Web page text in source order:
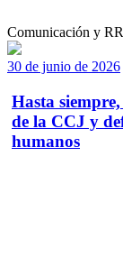
Comunicación y
30 de junio de 2026
Hasta
de la CCJ y
humanos